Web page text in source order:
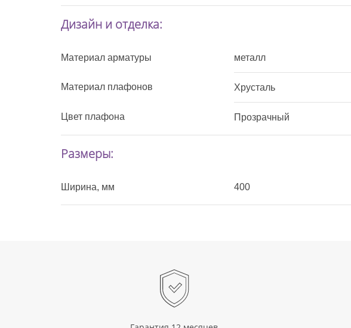
Дизайн и отделка:
Материал арматуры металл
Материал плафонов Хрусталь
Цвет плафона Прозрачный
Размеры:
Ширина, мм 400